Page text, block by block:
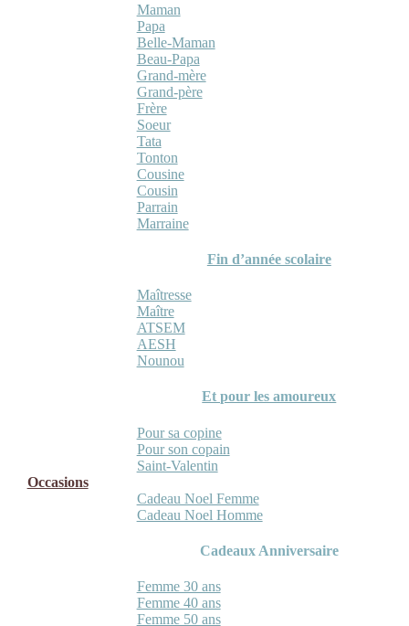
Maman
Papa
Belle-Maman
Beau-Papa
Grand-mère
Grand-père
Frère
Soeur
Tata
Tonton
Cousine
Cousin
Parrain
Marraine
Fin d’année scolaire
Maîtresse
Maître
ATSEM
AESH
Nounou
Et pour les amoureux
Pour sa copine
Pour son copain
Saint-Valentin
Occasions
Cadeau Noel Femme
Cadeau Noel Homme
Cadeaux Anniversaire
Femme 30 ans
Femme 40 ans
Femme 50 ans